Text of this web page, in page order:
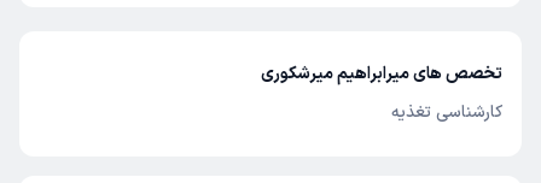
تخصص های میرابراهیم میرشکوری
کارشناسی تغذیه